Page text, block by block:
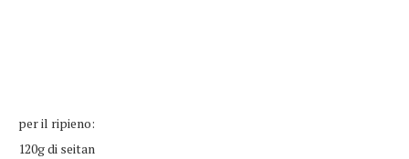
per il ripieno:
120g di seitan